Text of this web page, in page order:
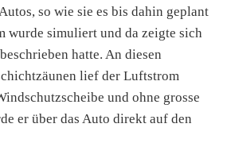
so wie sie es bis dahin geplant
wurde simuliert und da zeigte sich
hatte. An diesen
lief der Luftstrom
und ohne grosse
er über das Auto direkt auf den